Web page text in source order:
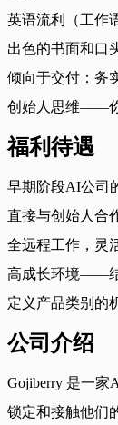
英语流利（工作
出色的书面和口
倾向于交付：务
创始人思维——
福利待遇
早期阶段AI公司
直接与创始人合
全远程工作，灵
高成长环境——
定义产品类别的
公司介绍
Gojiberry 是一家
锁定和接触他们